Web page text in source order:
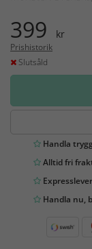
399 kr
Prishistorik
Slutsåld
Handla
Alltid fri
Handla nu,